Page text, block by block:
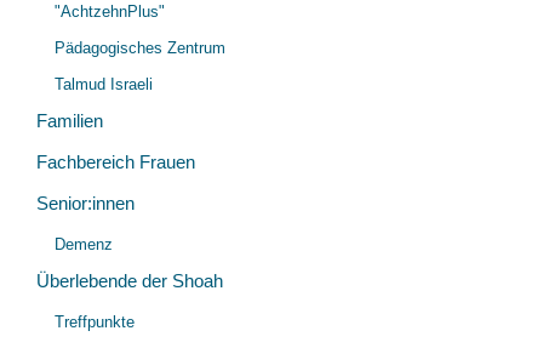
"AchtzehnPlus"
Pädagogisches Zentrum
Talmud Israeli
Familien
Fachbereich Frauen
Senior:innen
Demenz
Überlebende der Shoah
Treffpunkte